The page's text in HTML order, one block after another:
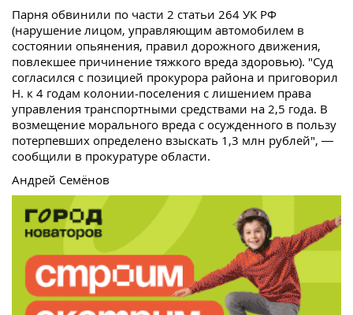
Парня обвинили по части 2 статьи 264 УК РФ
(нарушение лицом, управляющим автомобилем в
состоянии опьянения, правил дорожного движения,
повлекшее причинение тяжкого вреда здоровью). "Суд
согласился с позицией прокурора района и приговорил
Н. к 4 годам колонии-поселения с лишением права
управления транспортными средствами на 2,5 года. В
возмещение морального вреда с осужденного в пользу
потерпевших определено взыскать 1,3 млн рублей", —
сообщили в прокуратуре области.
Андрей Семёнов